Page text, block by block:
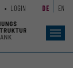
LOGIN DE EN